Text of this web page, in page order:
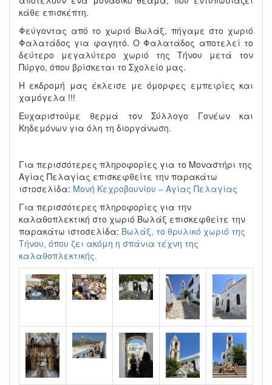
κάθε επισκέπτη.
Φεύγοντας από το χωριό Βωλάξ, πήγαμε στο χωριό
Φαλατάδος για φαγητό. Ο Φαλατάδος αποτελεί το
δεύτερο μεγαλύτερο χωριό της Τήνου μετά τον
Πύργο, όπου βρίσκεται το Σχολείο μας.
Η εκδρομή μας έκλεισε με όμορφες εμπειρίες και
χαμόγελα !!!
Ευχαριστούμε θερμά τον Σύλλογο Γονέων και
Κηδεμόνων για όλη τη διοργάνωση.
Για περισσότερες πληροφορίες για το Μοναστήρι της
Αγίας Πελαγίας επισκεφθείτε την παρακάτω
ιστοσελίδα: Μονή Κεχροβουνίου – Αγίας Πελαγίας
Για περισσότερες πληροφορίες για την
καλαθοπλεκτική στο χωριό Βωλάξ επισκεφθείτε την
παρακάτω ιστοσελίδα: Βωλάξ, το θρυλικό χωριό της
Τήνου, όπου ζει ακόμη η σπάνια τέχνη της
καλαθοπλεκτικής.